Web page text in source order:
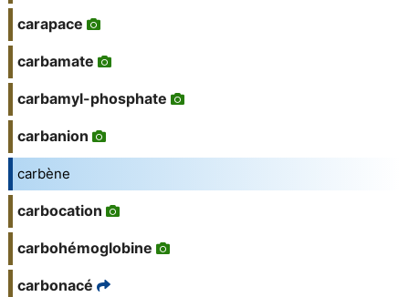
carapace
carbamate
carbamyl-phosphate
carbanion
carbène
carbocation
carbohémoglobine
carbonacé